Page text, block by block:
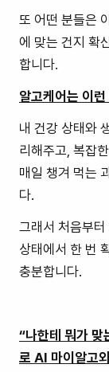
또 어떤 분들은
에 맞는 건지 확
합니다.
알고케어는 이
내 건강 상태와
리해주고, 복잡
매일 챙겨 먹는
다.
그래서 처음부
상태에서 한 번
충분합니다.
“나한테 뭐가 맞
로 AI 마이알고